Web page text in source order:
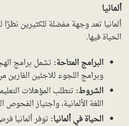
ألمانيا
ألمانيا تعد وجهة مفضلة للكثيرين نظرًا
الحياة فيها.
البرامج المتاحة: تشمل برامج
وبرامج اللجوء للاجئين الفارين
الشروط: تتطلب المؤهلات
اللغة الألمانية، واجتياز الفحوص
الحياة في ألمانيا: توفر ألمانيا